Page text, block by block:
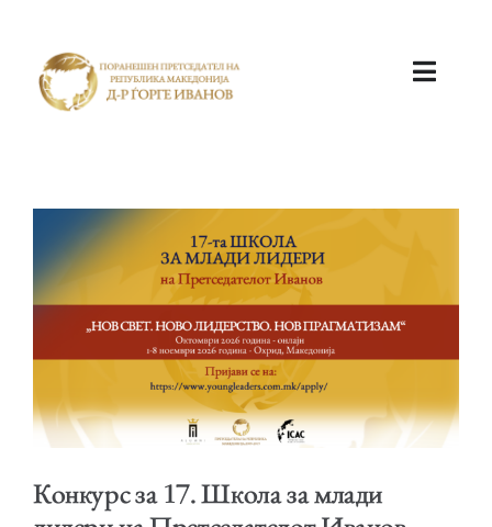
КАБИНЕТ
Конкурс за 17. Школа за млади